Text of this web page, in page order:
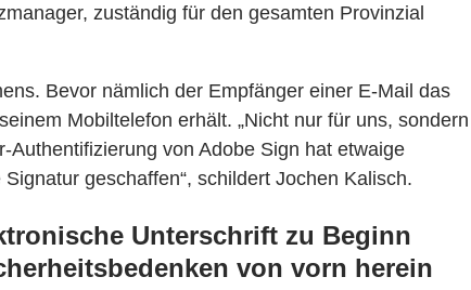
zuständig für den gesamten Provinzial
Bevor nämlich der Empfänger einer E-Mail das
Mobiltelefon erhält. „Nicht nur für uns, sondern
von Adobe Sign hat etwaige
geschaffen“, schildert Jochen Kalisch.
Unterschrift zu Beginn
von vorn herein